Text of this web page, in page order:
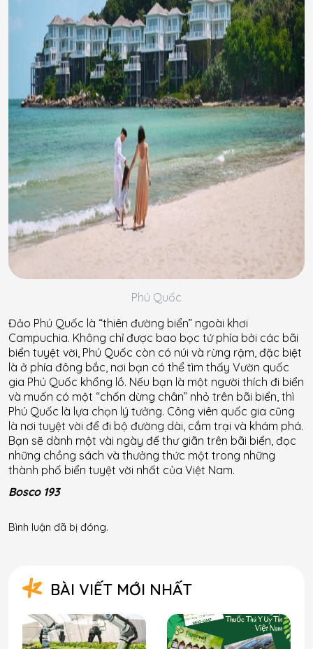
Phú Quốc
Đảo Phú Quốc là “thiên đường biển” ngoài khơi
Campuchia. Không chỉ được bao bọc tứ phía bởi các bãi
biển tuyệt vời, Phú Quốc còn có núi và rừng rậm, đặc biệt
là ở phía đông bắc, nơi bạn có thể tìm thấy Vườn quốc
gia Phú Quốc khổng lồ. Nếu bạn là một người thích đi biển
và muốn có một “chốn dừng chân” nhỏ trên bãi biển, thì
Phú Quốc là lựa chọn lý tưởng. Công viên quốc gia cũng
là nơi tuyệt vời để đi bộ đường dài, cắm trại và khám phá.
Bạn sẽ dành một vài ngày để thư giãn trên bãi biển, đọc
những chồng sách và thưởng thức một trong những
thành phố biển tuyệt vời nhất của Việt Nam.
Bosco 193
Bình luận đã bị đóng.
BÀI VIẾT MỚI NHẤT